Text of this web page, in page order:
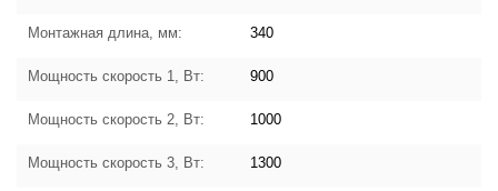
Монтажная длина, мм: 340
Мощность скорость 1, Вт: 900
Мощность скорость 2, Вт: 1000
Мощность скорость 3, Вт: 1300